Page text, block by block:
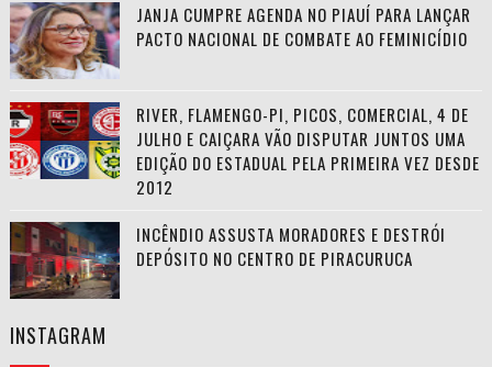
JANJA CUMPRE AGENDA NO PIAUÍ PARA LANÇAR
PACTO NACIONAL DE COMBATE AO FEMINICÍDIO
RIVER, FLAMENGO-PI, PICOS, COMERCIAL, 4 DE
JULHO E CAIÇARA VÃO DISPUTAR JUNTOS UMA
EDIÇÃO DO ESTADUAL PELA PRIMEIRA VEZ DESDE
2012
INCÊNDIO ASSUSTA MORADORES E DESTRÓI
DEPÓSITO NO CENTRO DE PIRACURUCA
INSTAGRAM